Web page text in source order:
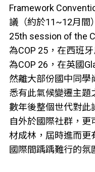
Framework
議（約於11~12月間
25th session of the
為COP 25，在西班
為COP 26，在英國
然離大部份國中同學
悉有此氣候變遷主題
數年後整個世代對此
自外於國際社群，
材成林，屆時進而更
國際間踽踽難行的氛